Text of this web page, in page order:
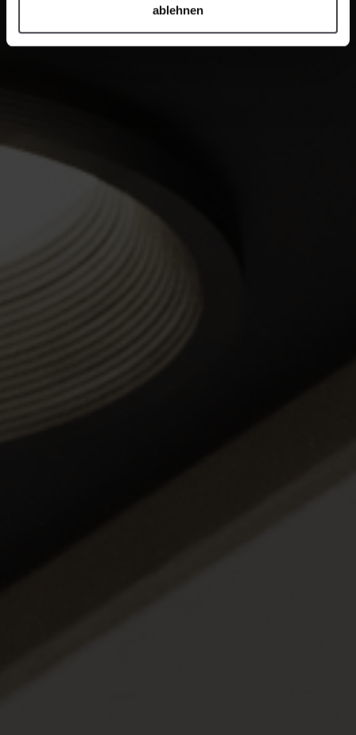
ablehnen